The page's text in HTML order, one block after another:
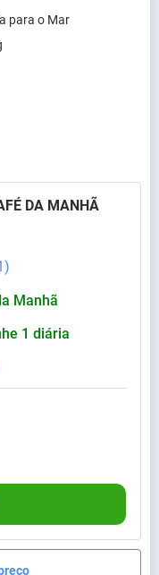
para o Mar
DA MANHÃ
Manhã
1 diária